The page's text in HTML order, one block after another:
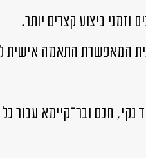
וזמני ביצוע קצרים יותר.
המאפשרת התאמה אישית
נקי, חכם ובר־קיימא עבור כל